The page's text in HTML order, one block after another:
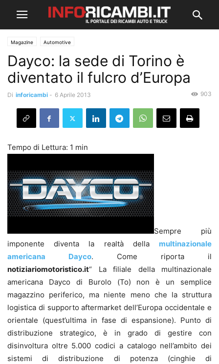
Magazine Automotive
Dayco: la sede di Torino è
diventato il fulcro d’Europa
Di inforicambi - 6 Aprile 2013 903
Sempre più
imponente diventa la realtà della multinazionale
americana Dayco. Come riporta il
notiziariomotoristico.it“ La filiale della multinazionale
americana Dayco di Burolo (To) non è un semplice
magazzino periferico, ma niente meno che la struttura
logistica di supporto aftermarket dell’Europa occidentale e
orientale (quest’ultima in fase di espansione). Punto di
distribuzione strategico, è in grado di gestire con
disinvoltura oltre 5.000 codici a catalogo nell’ambito dei
sistemi di distribuzione di potenza (cinghie di